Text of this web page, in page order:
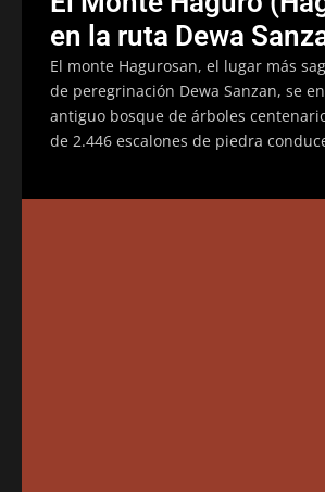
en la ruta Dewa
El monte Hagurosan, el lugar más
de peregrinación Dewa Sanzan, se
antiguo bosque de árboles
de 2.446 escalones de piedra